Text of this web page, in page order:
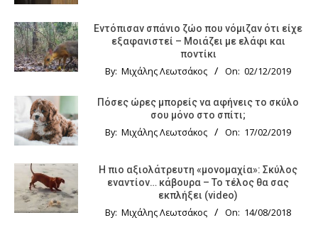
Εντόπισαν σπάνιο ζώο που νόμιζαν ότι είχε
εξαφανιστεί – Μοιάζει με ελάφι και
ποντίκι
By: Μιχάλης Λεωτσάκος On: 02/12/2019
Πόσες ώρες μπορείς να αφήνεις το σκύλο
σου μόνο στο σπίτι;
By: Μιχάλης Λεωτσάκος On: 17/02/2019
Η πιο αξιολάτρευτη «μονομαχία»: Σκύλος
εναντίον… κάβουρα – Το τέλος θα σας
εκπλήξει (video)
By: Μιχάλης Λεωτσάκος On: 14/08/2018